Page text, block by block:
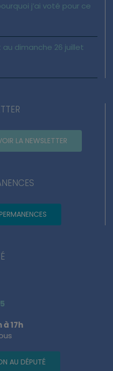
j’ai voté pour ce
au dimanche 26 juillet
LA NEWSLETTER
à 17h
AU DÉPUTÉ